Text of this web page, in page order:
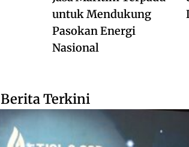
untuk Mendukung
Pasokan Energi
Nasional
Berita Terkini